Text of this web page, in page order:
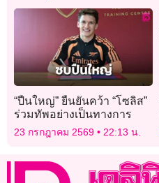
“ปืนใหญ่” ยืนยันคว้า “โซลิส”
ร่วมทัพอย่างเป็นทางการ
23 กรกฎาคม 2569 22:13 น.